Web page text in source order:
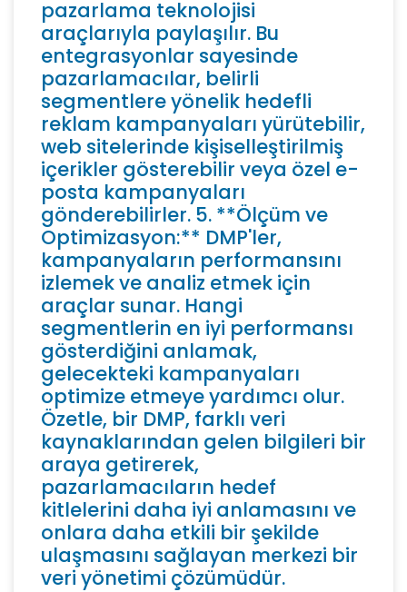
pazarlama teknolojisi
araçlarıyla paylaşılır. Bu
entegrasyonlar sayesinde
pazarlamacılar, belirli
segmentlere yönelik hedefli
reklam kampanyaları yürütebilir,
web sitelerinde kişiselleştirilmiş
içerikler gösterebilir veya özel e-
posta kampanyaları
gönderebilirler. 5. **Ölçüm ve
Optimizasyon:** DMP'ler,
kampanyaların performansını
izlemek ve analiz etmek için
araçlar sunar. Hangi
segmentlerin en iyi performansı
gösterdiğini anlamak,
gelecekteki kampanyaları
optimize etmeye yardımcı olur.
Özetle, bir DMP, farklı veri
kaynaklarından gelen bilgileri bir
araya getirerek,
pazarlamacıların hedef
kitlelerini daha iyi anlamasını ve
onlara daha etkili bir şekilde
ulaşmasını sağlayan merkezi bir
veri yönetimi çözümüdür.